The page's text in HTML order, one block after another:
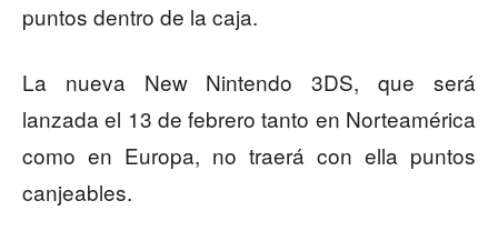
puntos dentro de la caja.
La nueva New Nintendo 3DS, que será
lanzada el 13 de febrero tanto en Norteamérica
como en Europa, no traerá con ella puntos
canjeables.